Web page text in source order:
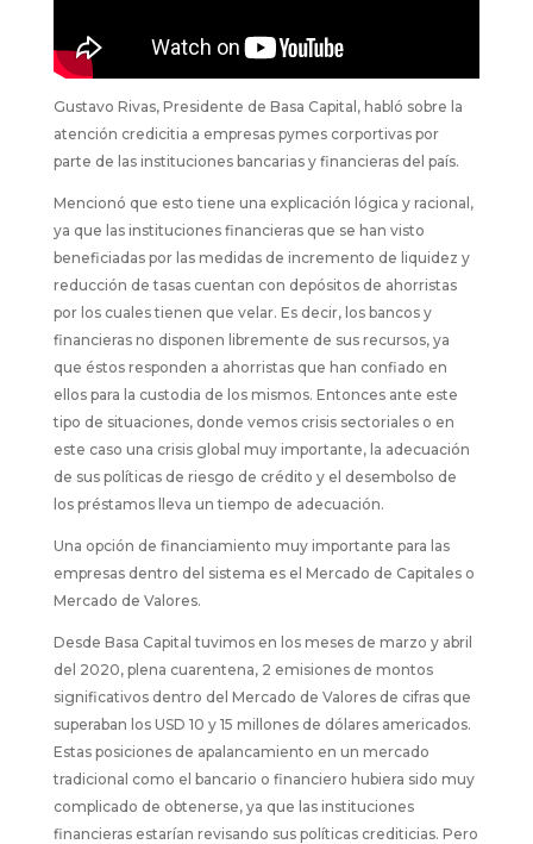
Gustavo Rivas, Presidente de Basa Capital, habló sobre la
atención credicitia a empresas pymes corportivas por
parte de las instituciones bancarias y financieras del país.
Mencionó que esto tiene una explicación lógica y racional,
ya que las instituciones financieras que se han visto
beneficiadas por las medidas de incremento de liquidez y
reducción de tasas cuentan con depósitos de ahorristas
por los cuales tienen que velar. Es decir, los bancos y
financieras no disponen libremente de sus recursos, ya
que éstos responden a ahorristas que han confiado en
ellos para la custodia de los mismos. Entonces ante este
tipo de situaciones, donde vemos crisis sectoriales o en
este caso una crisis global muy importante, la adecuación
de sus políticas de riesgo de crédito y el desembolso de
los préstamos lleva un tiempo de adecuación.
Una opción de financiamiento muy importante para las
empresas dentro del sistema es el Mercado de Capitales o
Mercado de Valores.
Desde Basa Capital tuvimos en los meses de marzo y abril
del 2020, plena cuarentena, 2 emisiones de montos
significativos dentro del Mercado de Valores de cifras que
superaban los USD 10 y 15 millones de dólares americados.
Estas posiciones de apalancamiento en un mercado
tradicional como el bancario o financiero hubiera sido muy
complicado de obtenerse, ya que las instituciones
financieras estarían revisando sus políticas crediticias. Pero